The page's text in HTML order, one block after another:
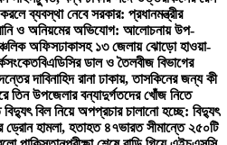
ব্যবস্থা নেবে সরকার: প্রধানমন্ত্রীর
ও অনিয়মের অভিযোগ: আলোচনায় উপ-
অফিসঢাকাসহ ১৩ জেলায় ঝোড়ো হাওয়া-
বিএডিসির ডাল ও তৈলবীজ বিভাগের
দাবিনাহিদ রানা ঢাকায়, তাসকিনের জন্য কী
তিন উপজেলার বন্যাদুর্গতদের খোঁজ নিতে
বিল নিয়ে অপপ্রচার চালানো হচ্ছে: বিদ্যুৎ
ড্রোন হামলা, হতাহত ৪৭ভারত সীমান্তে ২৫০টি